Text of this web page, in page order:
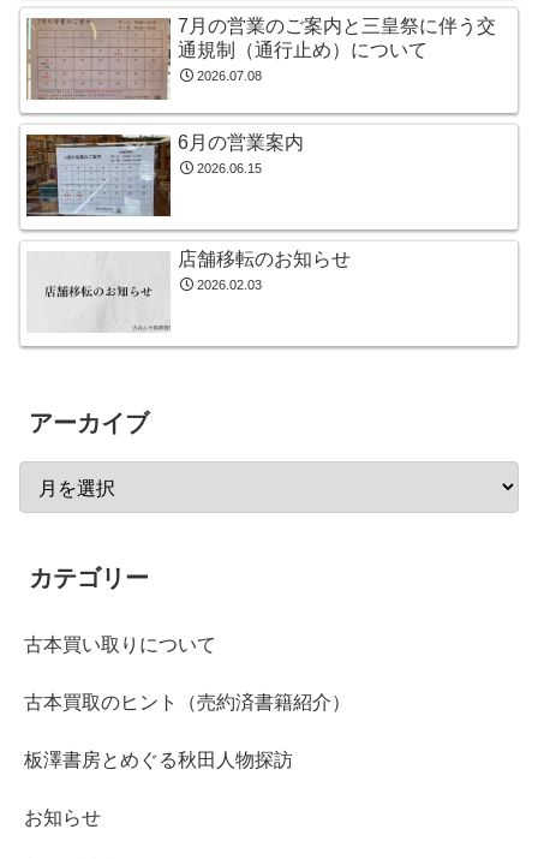
7月の営業のご案内と三皇祭に伴う交
通規制（通行止め）について
2026.07.08
6月の営業案内
2026.06.15
店舗移転のお知らせ
2026.02.03
アーカイブ
カテゴリー
古本買い取りについて
古本買取のヒント（売約済書籍紹介）
板澤書房とめぐる秋田人物探訪
お知らせ